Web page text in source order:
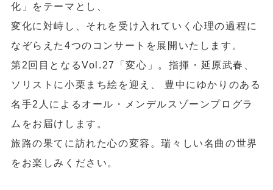
化」をテーマとし、
変化に対峙し、それを受け入れていく心理の過程に
なぞらえた4つのコンサートを展開いたします。
第2回目となるVol.27「変心」。指揮・延原武春、
ソリストに小栗まち絵を迎え、 豊中にゆかりのある
名手2人によるオール・メンデルスゾーンプログラ
ムをお届けします。
旅路の果てに訪れた心の変容。瑞々しい名曲の世界
をお楽しみください。